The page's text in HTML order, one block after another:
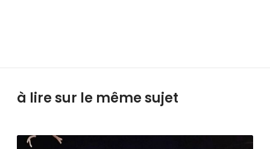
à lire sur le même sujet